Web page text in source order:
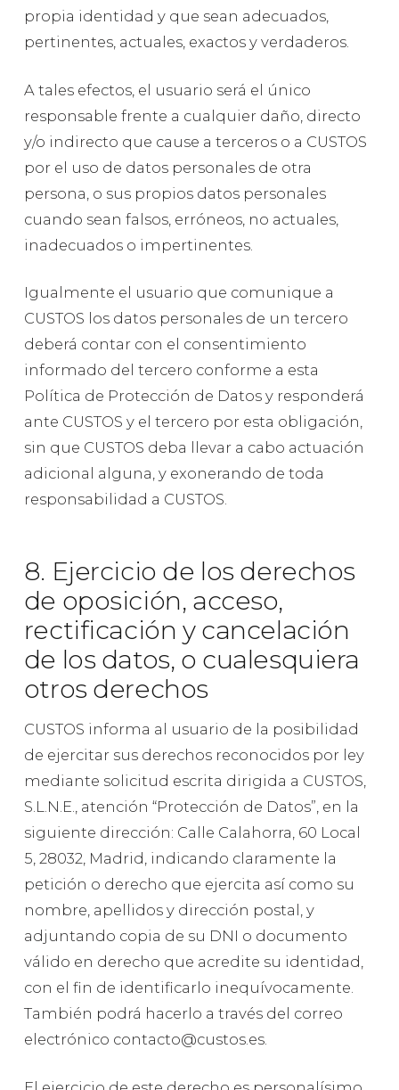
propia identidad y que sean adecuados,
pertinentes, actuales, exactos y verdaderos.
A tales efectos, el usuario será el único
responsable frente a cualquier daño, directo
y/o indirecto que cause a terceros o a CUSTOS
por el uso de datos personales de otra
persona, o sus propios datos personales
cuando sean falsos, erróneos, no actuales,
inadecuados o impertinentes.
Igualmente el usuario que comunique a
CUSTOS los datos personales de un tercero
deberá contar con el consentimiento
informado del tercero conforme a esta
Política de Protección de Datos y responderá
ante CUSTOS y el tercero por esta obligación,
sin que CUSTOS deba llevar a cabo actuación
adicional alguna, y exonerando de toda
responsabilidad a CUSTOS.
8. Ejercicio de los derechos
de oposición, acceso,
rectificación y cancelación
de los datos, o cualesquiera
otros derechos
CUSTOS informa al usuario de la posibilidad
de ejercitar sus derechos reconocidos por ley
mediante solicitud escrita dirigida a CUSTOS,
S.L.N.E., atención “Protección de Datos”, en la
siguiente dirección: Calle Calahorra, 60 Local
5, 28032, Madrid, indicando claramente la
petición o derecho que ejercita así como su
nombre, apellidos y dirección postal, y
adjuntando copia de su DNI o documento
válido en derecho que acredite su identidad,
con el fin de identificarlo inequívocamente.
También podrá hacerlo a través del correo
electrónico contacto@custos.es.